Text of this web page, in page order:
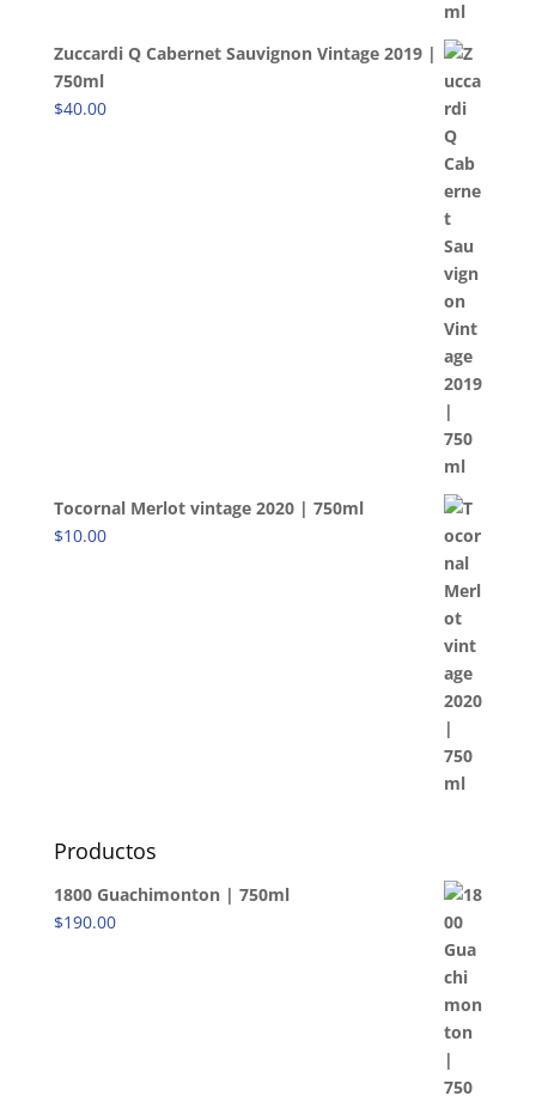
Zuccardi Q Cabernet Sauvignon Vintage 2019 |
750ml
$40.00
Tocornal Merlot vintage 2020 | 750ml
$10.00
Productos
1800 Guachimonton | 750ml
$190.00